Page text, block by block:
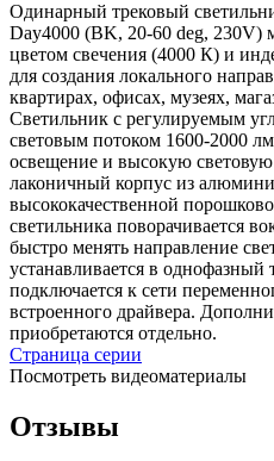
Одинарный трековый
Day4000 (BK, 20-60 deg,
цветом свечения (4000 К) и
для создания локального
квартирах, офисах, музеях,
Светильник с регулируемым
световым потоком 1600-2000
освещение и высокую
лаконичный корпус из
высококачественной
светильника поворачивается
быстро менять направление
устанавливается в однофазный
подключается к сети
встроенного драйвера.
приобретаются отдельно.
Страница серии
Посмотреть видеоматериалы
Отзывы